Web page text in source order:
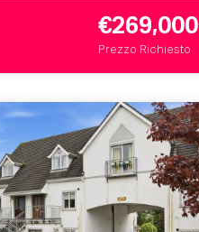
€269,000
Prezzo Richiesto